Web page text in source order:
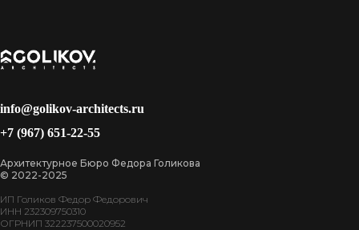
info@golikov-architects.ru
+7 (967) 651-22-55
Архитектурное Бюро Федора Голикова
© 2022-2025
ИП Голиков Федор Федорович
ИНН 232309750310
ОГРНИП 322237500020952